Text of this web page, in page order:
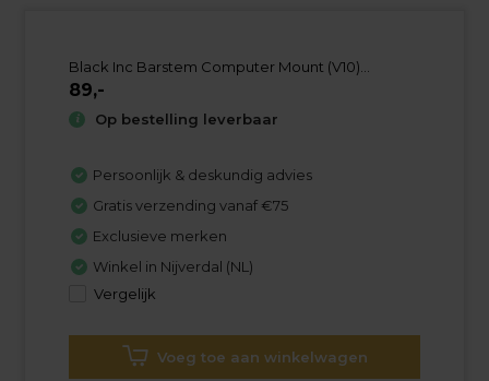
Black Inc Barstem Computer Mount (V10)...
89,-
Op bestelling leverbaar
Persoonlijk & deskundig advies
Gratis verzending vanaf €75
Exclusieve merken
Winkel in Nijverdal (NL)
Vergelijk
Voeg toe aan winkelwagen